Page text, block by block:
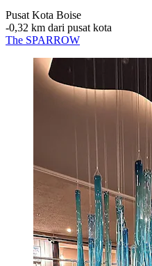
Pusat Kota Boise
‐0,32 km dari pusat kota
The SPARROW